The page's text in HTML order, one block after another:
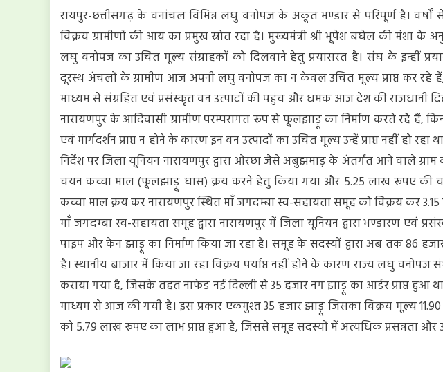
की
झाड़ू
से
रायपुर-छत्तीसगढ़ के वनांचल विभिन्न लघु वनोपज के अकूत भण्डार से परिपूर्ण है।
विक्रय ग्रामीणों की आय का प्रमुख स्रोत रहा है। मुख्यमंत्री श्री भूपेश बघेल की मंशा
लघु वनोपज का उचित मूल्य संग्राहकों को दिलवाने हेतु प्रयासरत है। संघ के इन्हीं
दूरस्थ अंचलों के ग्रामीण आज अपनी लघु वनोपज का न केवल उचित मूल्य प्राप्त कर रहे
माध्यम से संग्रहित एवं प्रसंस्कृत वन उत्पादों की पहुंच और धमक आज देश की राजधानी
नारायणपुर के आदिवासी ग्रामीण परम्परागत रूप से फूलझाड़ू का निर्माण करते रहेे हैं,
एवं मार्गदर्शन प्राप्त न होने के कारण इन वन उत्पादों का उचित मूल्य उन्हें प्राप्त नहीं हो
निर्देश पर जिला यूनियन नारायणपुर द्वारा ओरछा जैसे अबुझमाड़ के अंतर्गत आने वाले
चयन कच्चा माल (फूलझाड़ू घास) क्रय करने हेतु किया गया और 5.25 लाख रूपए की
कच्चा माल क्रय कर नारायणपुर स्थित माँ जगदम्बा स्व-सहायता समूह को विक्रय कर
माँ जगदम्बा स्व-सहायता समूह द्वारा नारायणपुर में जिला यूनियन द्वारा भण्डारण एवं
पाइप और केन झाड़ू का निर्माण किया जा रहा है। समूह के सदस्यों द्वारा अब तक 86
है। स्थानीय बाजार में किया जा रहा विक्रय पर्याप्त नहीं होने के कारण राज्य लघु वनोपज
कराया गया है, जिसके तहत नाफेड नई दिल्ली से 35 हजार नग झाड़ू का आर्डर प्राप्त हुआ
माध्यम से आज की गयी है। इस प्रकार एकमुश्त 35 हजार झाड़ू जिसका विक्रय मूल्य
को 5.79 लाख रूपए का लाभ प्राप्त हुआ है, जिससे समूह सदस्यों में अत्यधिक प्रसन्नता और